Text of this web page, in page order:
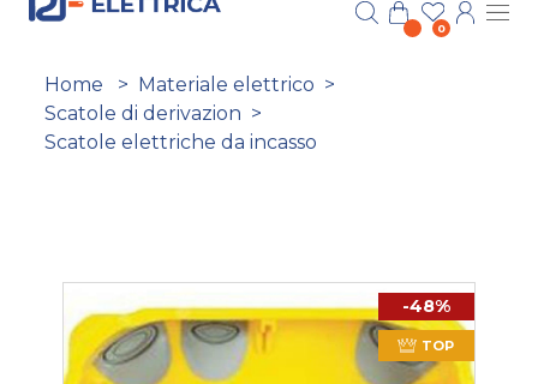
0
Home > Materiale elettrico >
Scatole di derivazion >
Scatole elettriche da incasso
-48%
TOP